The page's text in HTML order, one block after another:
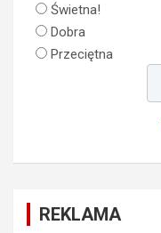
Świetna!
Dobra
Przeciętna
REKLAMA